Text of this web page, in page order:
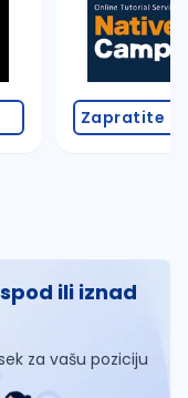
Zapratite
ili iznad
za vašu poziciju